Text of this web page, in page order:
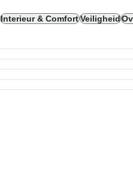
Interieur & ComfortVeiligheid